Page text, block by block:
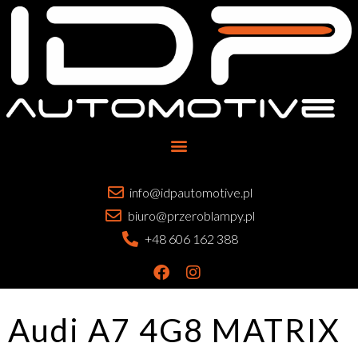
info@idpautomotive.pl
biuro@przeroblampy.pl
+48 606 162 388
Audi A7 4G8 MATRIX